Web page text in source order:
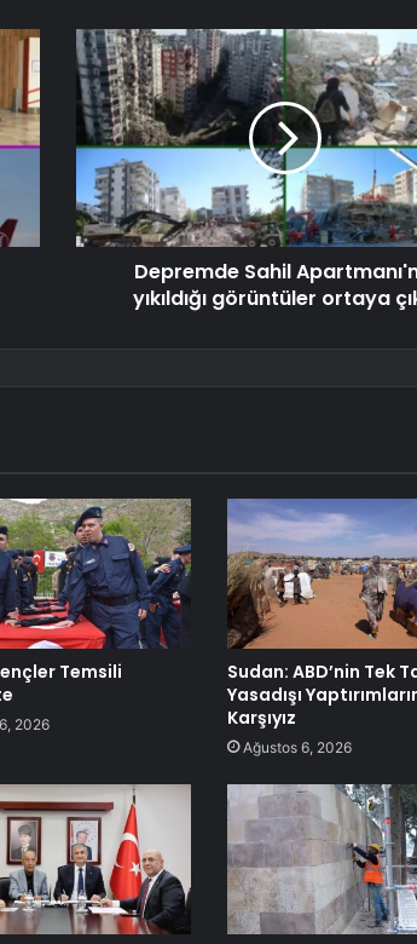
Depremde Sahil
yıkıldığı görüntüler ortaya
Temsili
2026
Sudan: ABD’nin Tek
Yasadışı
Karşıyız
Ağustos 6, 2026